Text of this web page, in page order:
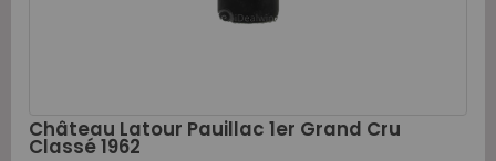
Château Latour Pauillac 1er Grand Cru
Classé 1962